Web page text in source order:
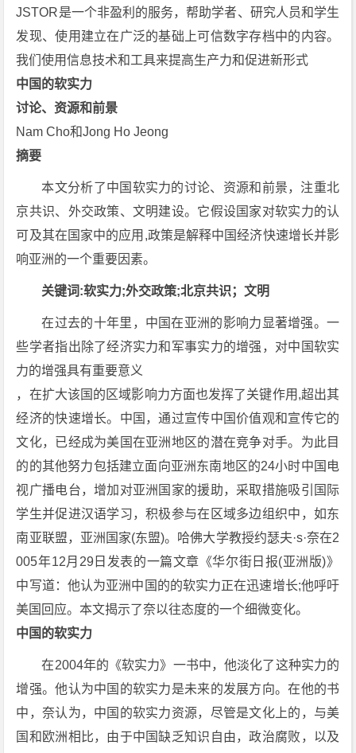
JSTOR是一个非盈利的服务，帮助学者、研究人员和学生
发现、使用建立在广泛的基础上可信数字存档中的内容。
我们使用信息技术和工具来提高生产力和促进新形式
中国的软实力
讨论、资源和前景
Nam Cho和Jong Ho Jeong
摘要
本文分析了中国软实力的讨论、资源和前景，注重北
京共识、外交政策、文明建设。它假设国家对软实力的认
可及其在国家中的应用,政策是解释中国经济快速增长并影
响亚洲的一个重要因素。
关键词:软实力;外交政策;北京共识；文明
在过去的十年里，中国在亚洲的影响力显著增强。一
些学者指出除了经济实力和军事实力的增强，对中国软实
力的增强具有重要意义
，在扩大该国的区域影响力方面也发挥了关键作用,超出其
经济的快速增长。中国，通过宣传中国价值观和宣传它的
文化，已经成为美国在亚洲地区的潜在竞争对手。为此目
的的其他努力包括建立面向亚洲东南地区的24小时中国电
视广播电台，增加对亚洲国家的援助，采取措施吸引国际
学生并促进汉语学习，积极参与在区域多边组织中，如东
南亚联盟，亚洲国家(东盟)。哈佛大学教授约瑟夫·s·奈在2
005年12月29日发表的一篇文章《华尔街日报(亚洲版)》
中写道：他认为亚洲中国的的软实力正在迅速增长;他呼吁
美国回应。本文揭示了奈以往态度的一个细微变化。
中国的软实力
在2004年的《软实力》一书中，他淡化了这种实力的
增强。他认为中国的软实力是未来的发展方向。在他的书
中，奈认为，中国的软实力资源，尽管是文化上的，与美
国和欧洲相比，由于中国缺乏知识自由，政治腐败，以及